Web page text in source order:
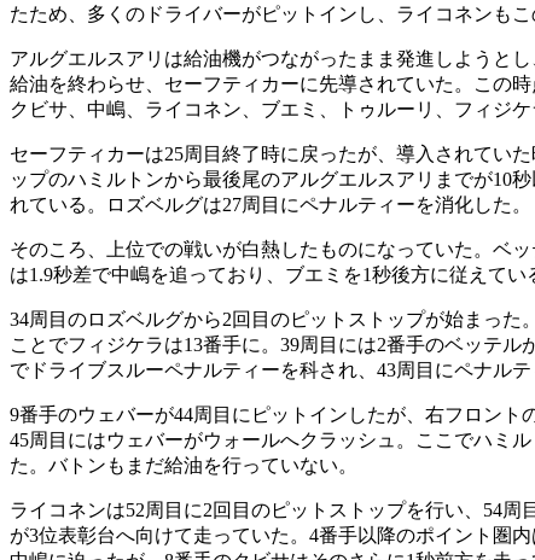
たため、多くのドライバーがピットインし、ライコネンも
アルグエルスアリは給油機がつながったまま発進しようと
給油を終わらせ、セーフティカーに先導されていた。この
クビサ、中嶋、ライコネン、ブエミ、トゥルーリ、フィジ
セーフティカーは25周目終了時に戻ったが、導入されてい
ップのハミルトンから最後尾のアルグエルスアリまでが10
れている。ロズベルグは27周目にペナルティーを消化した。
そのころ、上位での戦いが白熱したものになっていた。ベ
は1.9秒差で中嶋を追っており、ブエミを1秒後方に従えて
34周目のロズベルグから2回目のピットストップが始まっ
ことでフィジケラは13番手に。39周目には2番手のベッテ
でドライブスルーペナルティーを科され、43周目にペナル
9番手のウェバーが44周目にピットインしたが、右フロン
45周目にはウェバーがウォールへクラッシュ。ここでハミ
た。バトンもまだ給油を行っていない。
ライコネンは52周目に2回目のピットストップを行い、54
が3位表彰台へ向けて走っていた。4番手以降のポイント圏